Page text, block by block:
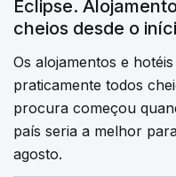
Eclipse.
cheios desde o
Os alojamentos e
praticamente todos
procura começou
país seria a melhor
agosto.